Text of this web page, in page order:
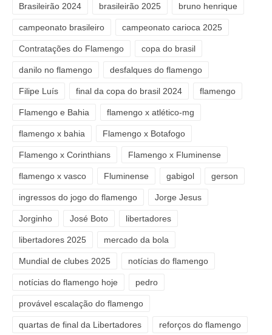
Brasileirão 2024 brasileirão 2025 bruno henrique
campeonato brasileiro campeonato carioca 2025
Contratações do Flamengo copa do brasil
danilo no flamengo desfalques do flamengo
Filipe Luís final da copa do brasil 2024 flamengo
Flamengo e Bahia flamengo x atlético-mg
flamengo x bahia Flamengo x Botafogo
Flamengo x Corinthians Flamengo x Fluminense
flamengo x vasco Fluminense gabigol gerson
ingressos do jogo do flamengo Jorge Jesus
Jorginho José Boto libertadores
libertadores 2025 mercado da bola
Mundial de clubes 2025 notícias do flamengo
notícias do flamengo hoje pedro
provável escalação do flamengo
quartas de final da Libertadores reforços do flamengo